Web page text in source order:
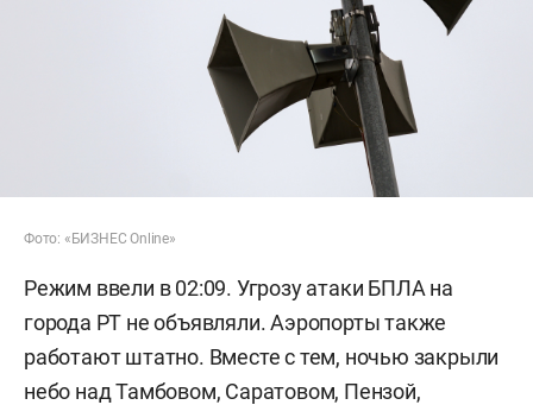
Фото: «БИЗНЕС Online»
Режим ввели в 02:09. Угрозу атаки БПЛА на
города РТ не объявляли. Аэропорты также
работают штатно. Вместе с тем, ночью закрыли
небо над Тамбовом, Саратовом, Пензой,